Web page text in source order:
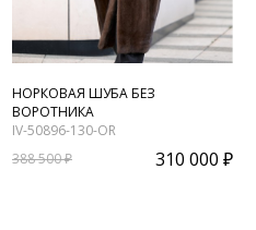
НОРКОВАЯ ШУБА БЕЗ
ВОРОТНИКА
IV-50896-130-OR
388 500 ₽
310 000 ₽